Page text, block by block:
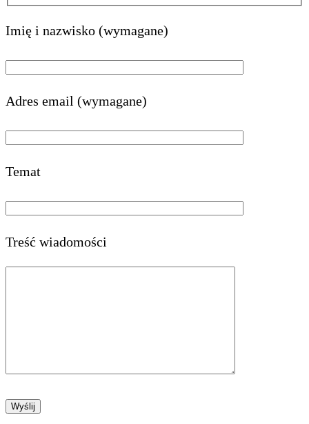
Imię i nazwisko (wymagane)
Adres email (wymagane)
Temat
Treść wiadomości